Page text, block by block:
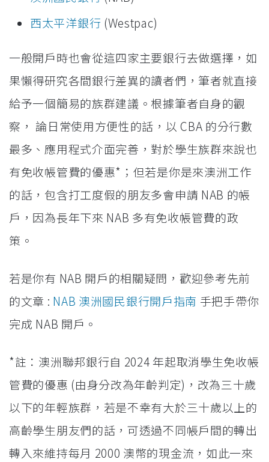
西太平洋銀行 (Westpac)
一般開戶時也會從這四家主要銀行去做選擇，如
果懶得研究各間銀行差異的讀者們，筆者就直接
給予一個簡易的族群建議。根據筆者自身的觀
察， 論日常使用方便性的話，以 CBA 的分行數
最多、應用程式介面完善，對於學生族群來說也
有免收帳管費的優惠*；但若是你是來澳洲工作
的話，包含打工度假的朋友多會申請 NAB 的帳
戶，因為長年下來 NAB 多有免收帳管費的政
策。
若是你有 NAB 開戶的相關疑問，歡迎參考先前
的文章 : NAB 澳洲國民銀行開戶指南 手把手帶你
完成 NAB 開戶。
*註：澳洲聯邦銀行自 2024 年起取消學生免收帳
管費的優惠 (由身分改為年齡判定)，改為三十歲
以下的年輕族群，若是不幸有大於三十歲以上的
高齡學生朋友們的話，可透過不同帳戶間的轉出
轉入來維持每月 2000 澳幣的現金流，如此一來